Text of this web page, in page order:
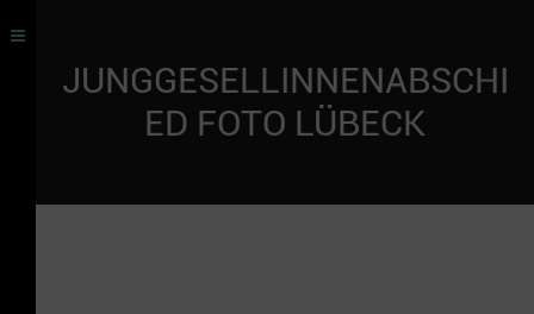
JUNGGESELLINNENABSCHI
ED FOTO LÜBECK